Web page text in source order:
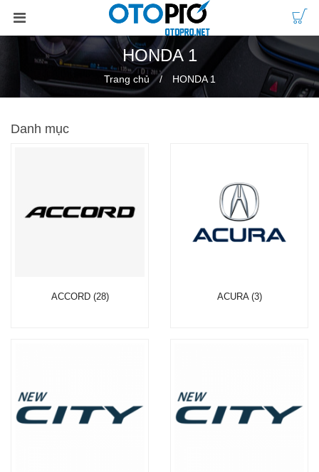
HONDA 1
Trang chủ HONDA 1
Danh mục
ACCORD (28) ACURA (3)